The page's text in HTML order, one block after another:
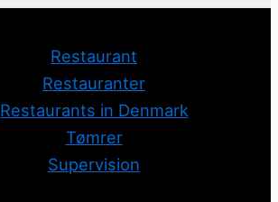
Restaurant
Restauranter
Restaurants in Denmark
Tømrer
Supervision